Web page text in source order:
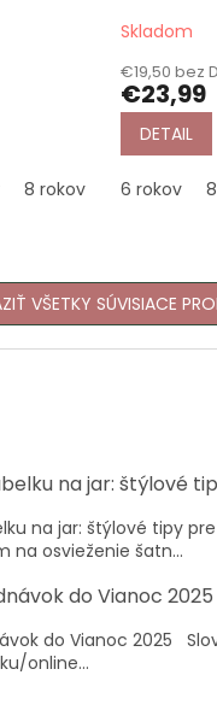
8 rokov 10 rokov
Skladom
€19,50 bez
€23,99
DETAIL
6 rokov
VŠETKY SÚVISIACE
na jar: štýlové
na jar: štýlové tipy
na osvieženie šatn...
do Vianoc 2025
do Vianoc 2025
online...